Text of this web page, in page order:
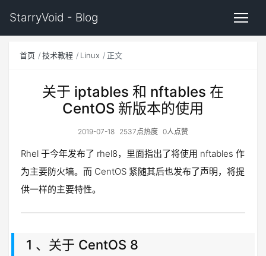
StarryVoid - Blog
首页 技术教程 Linux 正文
关于 iptables 和 nftables 在
CentOS 新版本的使用
2019-07-18 2537点热度 0人点赞
Rhel 于今年发布了 rhel8，里面指出了将使用 nftables 作
为主要防火墙。而 CentOS 紧随其后也发布了声明，将提
供一样的主要特性。
1 、关于 CentOS 8